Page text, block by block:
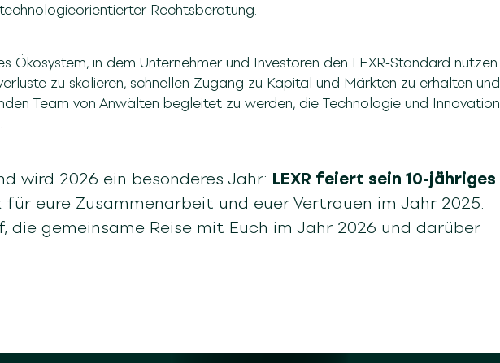
Rechtsberatung.
Ökosystem, in dem Unternehmer und Investoren den LEXR-Standard nutzen
zu skalieren, schnellen Zugang zu Kapital und Märkten zu erhalten und
Team von Anwälten begleitet zu werden, die Technologie und Innovation
wird 2026 ein besonderes Jahr: LEXR feiert sein 10-jähriges
für eure Zusammenarbeit und euer Vertrauen im Jahr 2025.
die gemeinsame Reise mit Euch im Jahr 2026 und darüber